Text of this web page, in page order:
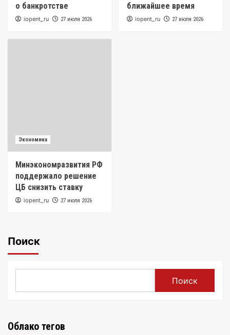
о банкротстве
iopent_ru 27 июля 2026
ближайшее время
iopent_ru 27 июля 2026
Экономика
Минэкономразвития РФ
поддержало решение
ЦБ снизить ставку
iopent_ru 27 июля 2026
Поиск
Поиск
Облако тегов